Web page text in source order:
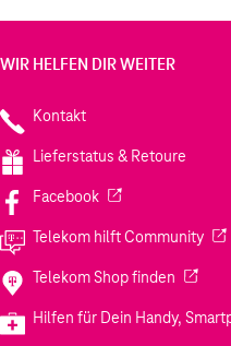
WIR HELFEN DIR WEITER
Kontakt
Lieferstatus & Retoure
Facebook(Wird in einem
Telekom hilft Community
Telekom Shop finden (Wird
Hilfen für Dein Handy,